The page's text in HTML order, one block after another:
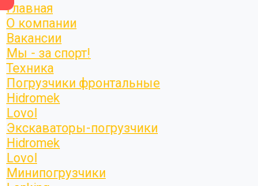
Главная
О компании
Вакансии
Мы - за спорт!
Техника
Погрузчики фронтальные
Hidromek
Lovol
Экскаваторы-погрузчики
Hidromek
Lovol
Минипогрузчики